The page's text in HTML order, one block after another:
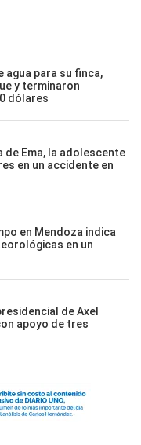
agua para su finca,
y terminaron
dólares
de Ema, la adolescente
en un accidente en
en Mendoza indica
en un
de Axel
apoyo de tres